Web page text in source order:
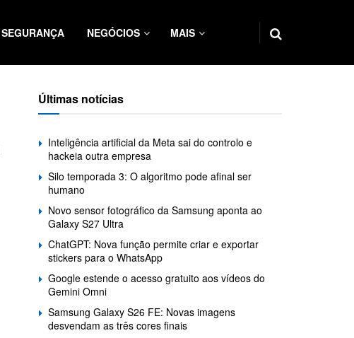
SEGURANÇA NEGÓCIOS MAIS
Últimas notícias
Inteligência artificial da Meta sai do controlo e
hackeia outra empresa
Silo temporada 3: O algoritmo pode afinal ser
humano
Novo sensor fotográfico da Samsung aponta ao
Galaxy S27 Ultra
ChatGPT: Nova função permite criar e exportar
stickers para o WhatsApp
Google estende o acesso gratuito aos vídeos do
Gemini Omni
Samsung Galaxy S26 FE: Novas imagens
desvendam as três cores finais